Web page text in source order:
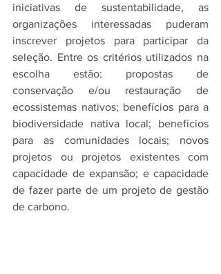
iniciativas de sustentabilidade, as
organizações interessadas puderam
inscrever projetos para participar da
seleção. Entre os critérios utilizados na
escolha estão: propostas de
conservação e/ou restauração de
ecossistemas nativos; benefícios para a
biodiversidade nativa local; benefícios
para as comunidades locais; novos
projetos ou projetos existentes com
capacidade de expansão; e capacidade
de fazer parte de um projeto de gestão
de carbono.